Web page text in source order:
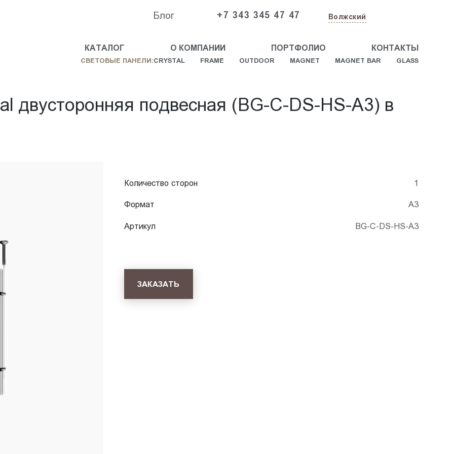
Блог +7 343 345 47 47 Волжский
КАТАЛОГ О КОМПАНИИ ПОРТФОЛИО КОНТАКТЫ
СВЕТОВЫЕ ПАНЕЛИ:CRYSTAL FRAME OUTDOOR MAGNET MAGNET BAR GLASS
двусторонняя подвесная (BG-C-DS-HS-A3) в
Количество сторон 1
Формат А3
Артикул BG-C-DS-HS-A3
ЗАКАЗАТЬ